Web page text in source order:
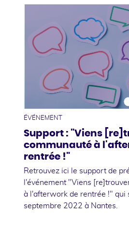
ÉVÉNEMENT
Support : "Viens
communauté à
rentrée !"
Retrouvez ici le support de
l'événement "Viens
à l'afterwork de rentrée !" qui
septembre 2022 à Nantes.